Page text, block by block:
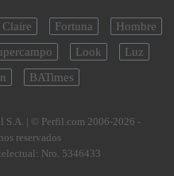
Fortuna
Hombre
Look
Luz
BATimes
S.A. | © Perfil.com 2006-2026 -
reservados
Nro. 5346433